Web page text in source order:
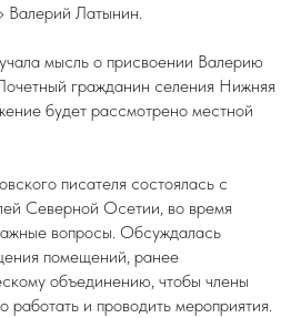
Латынин.
мысль о присвоении Валерию
гражданин селения Нижняя
будет рассмотрено местной
писателя состоялась с
Северной Осетии, во время
вопросы. Обсуждалась
помещений, ранее
объединению, чтобы члены
работать и проводить мероприятия.